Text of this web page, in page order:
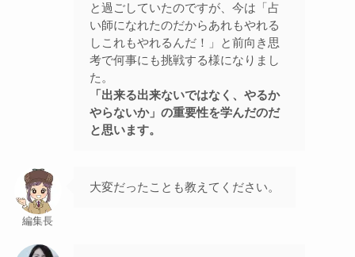
と過ごしていたのですが、今は「占
い師になれたのだからあれもやれる
しこれもやれるんだ！」と前向き思
考で何事にも挑戦する様になりまし
た。
「出来る出来ないではなく、やるか
やらないか」の重要性を学んだのだ
と思います。
編集長
大変だったことも教えてください。